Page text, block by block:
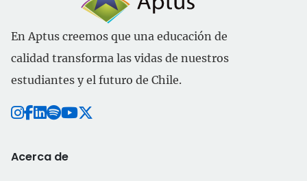
En Aptus creemos que una educación de
calidad transforma las vidas de nuestros
estudiantes y el futuro de Chile.
Acerca de